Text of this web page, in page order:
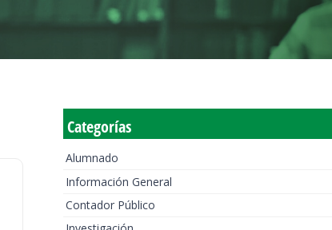
Categorías
Alumnado
Información General
Contador Público